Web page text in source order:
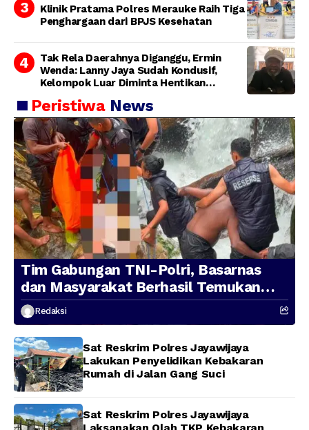
Klinik Pratama Polres Merauke Raih Tiga
Penghargaan dari BPJS Kesehatan
Tak Rela Daerahnya Diganggu, Ermin
Wenda: Lanny Jaya Sudah Kondusif,
Kelompok Luar Diminta Hentikan
Peristiwa News
Tim Gabungan TNI-Polri, Basarnas
dan Masyarakat Berhasil Temukan
Presenter TVRI Papua Barat yang
Hilang di Sungai Memti
Redaksi
Sat Reskrim Polres Jayawijaya
Lakukan Penyelidikan Kebakaran
Rumah di Jalan Gang Suci
Sat Reskrim Polres Jayawijaya